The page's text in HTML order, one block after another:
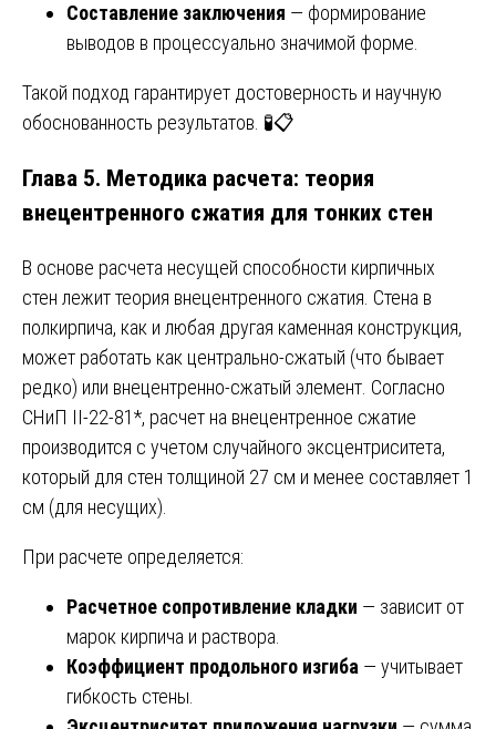
Составление заключения — формирование
выводов в процессуально значимой форме.
Такой подход гарантирует достоверность и научную
обоснованность результатов. 🧪📋
Глава 5. Методика расчета: теория
внецентренного сжатия для тонких стен
В основе расчета несущей способности кирпичных
стен лежит теория внецентренного сжатия. Стена в
полкирпича, как и любая другая каменная конструкция,
может работать как центрально-сжатый (что бывает
редко) или внецентренно-сжатый элемент. Согласно
СНиП II-22-81*, расчет на внецентренное сжатие
производится с учетом случайного эксцентриситета,
который для стен толщиной 27 см и менее составляет 1
см (для несущих).
При расчете определяется:
Расчетное сопротивление кладки — зависит от
марок кирпича и раствора.
Коэффициент продольного изгиба — учитывает
гибкость стены.